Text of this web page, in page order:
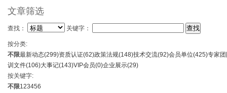
文章筛选
查找： 关键字：
按分类:
不限最新动态(299)资质认证(62)政策法规(148)技术交流(92)会员单位(425)专家
训文件(106)大事记(143)VIP会员(0)企业展示(29)
按关键字:
不限123456